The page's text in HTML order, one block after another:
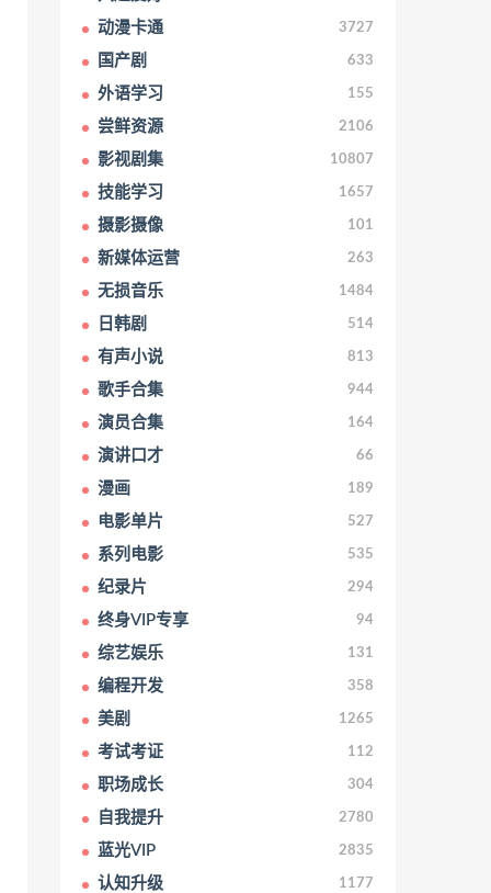
动漫卡通 3727
国产剧 633
外语学习 155
尝鲜资源 2106
影视剧集 10807
技能学习 1657
摄影摄像 101
新媒体运营 263
无损音乐 1484
日韩剧 514
有声小说 813
歌手合集 944
演员合集 164
演讲口才 66
漫画 189
电影单片 527
系列电影 535
纪录片 294
终身VIP专享 94
综艺娱乐 131
编程开发 358
美剧 1265
考试考证 112
职场成长 304
自我提升 2780
蓝光VIP 2835
认知升级 1177